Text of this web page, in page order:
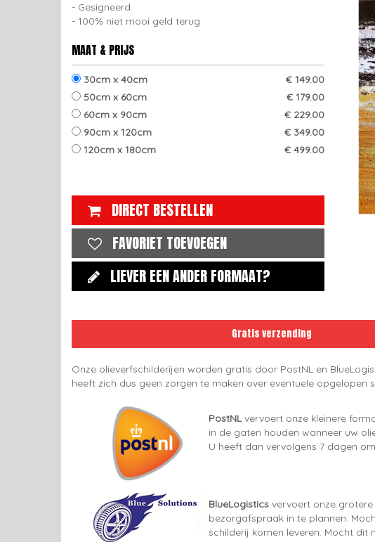
Gesigneerd
100% niet mooi geld terug
MAAT & PRIJS
30cm x 40cm
€ 149.00
50cm x 60cm
€ 179.00
60cm x 90cm
€ 229.00
90cm x 120cm
€ 349.00
120cm x 180cm
€ 499.00
DIRECT BESTELLEN
FAVORIET TOEVOEGEN
LIEVER EEN ANDER FORMAAT?
Gratis verzending
Onze olieverfschilderijen worden gratis door PostNL en
heeft zich dus geen zorgen te maken over eventuele opgelopen
PostNLvervoert onze kleinere
in de gaten houden wanneer uw
U heeft dan vervolgens 7 dagen
BlueLogistics vervoert onze
bezorgafspraak in te plannen.
schilderij komen leveren. Mocht dit